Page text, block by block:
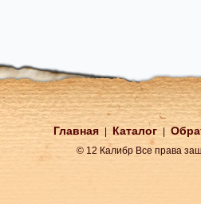
Главная Каталог
© 12 Калибр Все права